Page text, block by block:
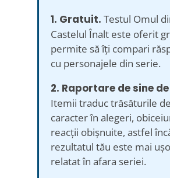
1. Gratuit. Testul Omul
Castelul Înalt este oferit
permite să îți compari
cu personajele din serie.
2. Raportare de sine
Itemii traduc trăsăturile de
caracter în alegeri,
reacții obișnuite, astfel
rezultatul tău este mai
relatat în afara seriei.